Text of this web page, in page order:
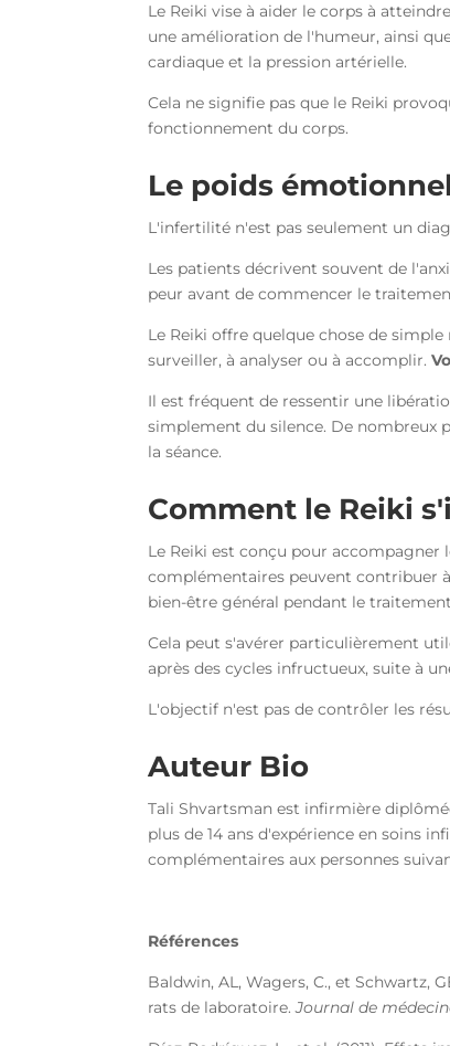
Le Reiki vise à aider le corps à
une amélioration de l'humeur, ainsi
cardiaque et la pression artérielle.
Cela ne signifie pas que le Reiki
fonctionnement du corps.
Le poids
L'infertilité n'est pas seulement un
Les patients décrivent souvent de
peur avant de commencer le
Le Reiki offre quelque chose de simple
surveiller, à analyser ou à accomplir.
Il est fréquent de ressentir une
simplement du silence. De nombreux
la séance.
Comment le Reiki
Le Reiki est conçu pour
complémentaires peuvent contribuer
bien-être général pendant le
Cela peut s'avérer particulièrement
après des cycles infructueux, suite à
L'objectif n'est pas de contrôler les
Auteur Bio
Tali Shvartsman est infirmière
plus de 14 ans d'expérience en soins
complémentaires aux personnes
Références
Baldwin, AL, Wagers, C., et Schwartz,
rats de laboratoire.Journal de